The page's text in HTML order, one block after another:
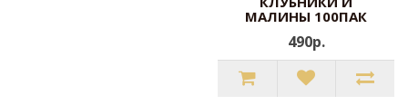
МАЛИНЫ 100ПАК
490р.